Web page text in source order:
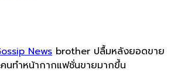
News brother ปลื้มหลังยอดขาย
คนทำหน้ากากแฟชั่นขายมากขึ้น